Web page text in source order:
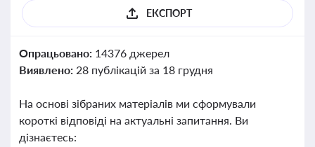
ЕКСПОРТ
Опрацьовано: 14376 джерел
Виявлено: 28 публікацій за 18 грудня
На основі зібраних матеріалів ми сформували
короткі відповіді на актуальні запитання. Ви
дізнаєтесь: